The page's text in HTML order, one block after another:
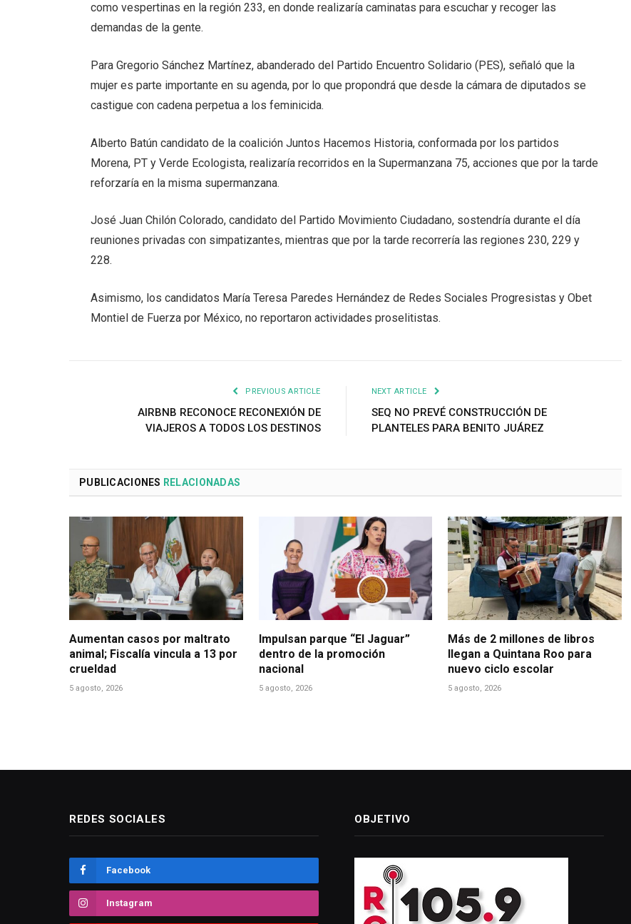
como vespertinas en la región 233, en donde realizaría caminatas para escuchar y recoger las
demandas de la gente.
Para Gregorio Sánchez Martínez, abanderado del Partido Encuentro Solidario (PES), señaló que la
mujer es parte importante en su agenda, por lo que propondrá que desde la cámara de diputados se
castigue con cadena perpetua a los feminicida.
Alberto Batún candidato de la coalición Juntos Hacemos Historia, conformada por los partidos
Morena, PT y Verde Ecologista, realizaría recorridos en la Supermanzana 75, acciones que por la tarde
reforzaría en la misma supermanzana.
José Juan Chilón Colorado, candidato del Partido Movimiento Ciudadano, sostendría durante el día
reuniones privadas con simpatizantes, mientras que por la tarde recorrería las regiones 230, 229 y
228.
Asimismo, los candidatos María Teresa Paredes Hernández de Redes Sociales Progresistas y Obet
Montiel de Fuerza por México, no reportaron actividades proselitistas.
PREVIOUS ARTICLE
AIRBNB RECONOCE RECONEXIÓN DE
VIAJEROS A TODOS LOS DESTINOS
NEXT ARTICLE
SEQ NO PREVÉ CONSTRUCCIÓN DE
PLANTELES PARA BENITO JUÁREZ
PUBLICACIONES RELACIONADAS
Aumentan casos por maltrato
animal; Fiscalía vincula a 13 por
crueldad
5 agosto, 2026
Impulsan parque “El Jaguar”
dentro de la promoción
nacional
5 agosto, 2026
Más de 2 millones de libros
llegan a Quintana Roo para
nuevo ciclo escolar
5 agosto, 2026
REDES SOCIALES
Facebook
Instagram
OBJETIVO